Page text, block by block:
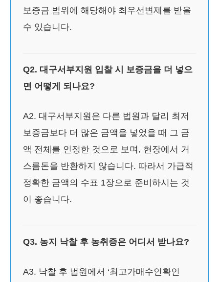
보증금 범위에 해당해야 최우선변제를 받을
수 있습니다.
Q2. 대구서부지원 입찰 시 보증금을 더 넣으
면 어떻게 되나요?
A2. 대구서부지원은 다른 법원과 달리 최저
보증금보다 더 많은 금액을 넣었을 때 그 금
액 전체를 인정한 것으로 보며, 현장에서 거
스름돈을 반환하지 않습니다. 따라서 가급적
정확한 금액의 수표 1장으로 준비하시는 것
이 좋습니다.
Q3. 농지 낙찰 후 농취증은 어디서 받나요?
A3. 낙찰 후 법원에서 ‘최고가매수인확인